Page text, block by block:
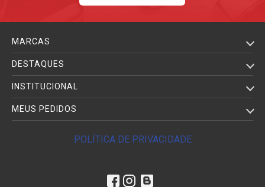
MARCAS
DESTAQUES
INSTITUCIONAL
MEUS PEDIDOS
POLÍTICA DE PRIVACIDADE